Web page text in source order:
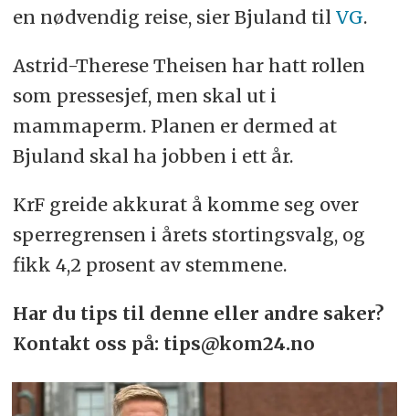
en nødvendig reise, sier Bjuland til VG.
Astrid-Therese Theisen har hatt rollen
som pressesjef, men skal ut i
mammaperm. Planen er dermed at
Bjuland skal ha jobben i ett år.
KrF greide akkurat å komme seg over
sperregrensen i årets stortingsvalg, og
fikk 4,2 prosent av stemmene.
Har du tips til denne eller andre saker?
Kontakt oss på: tips@kom24.no